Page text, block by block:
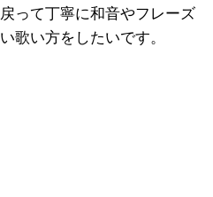
って丁寧に和音やフレーズ
歌い方をしたいです。